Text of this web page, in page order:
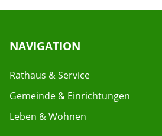
NAVIGATION
Rathaus & Service
Gemeinde & Einrichtungen
Leben & Wohnen